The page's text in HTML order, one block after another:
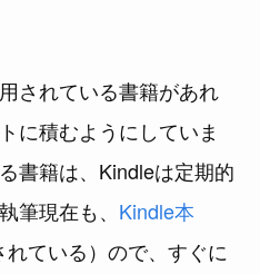
されている書籍があれ
に積むようにしていま
書籍は、Kindleは定期的
筆現在も、 Kindle本
れている）ので、すぐに